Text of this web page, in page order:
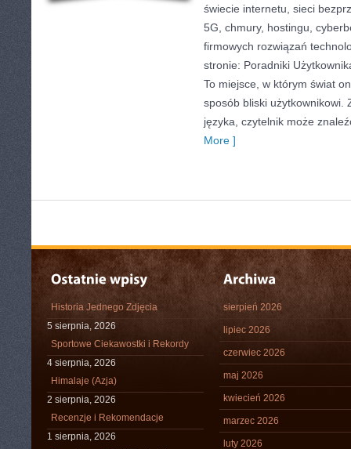
świecie internetu, sieci
5G, chmury, hostingu,
firmowych rozwiązań
stronie: Poradniki
To miejsce, w którym świat
sposób bliski użytkownikowi.
języka, czytelnik może
More ]
Historia Jednego Zdjęcia
5 sierpnia, 2026
Sportowe Ciekawostki i Rekordy
4 sierpnia, 2026
Himalaje (Azja)
2 sierpnia, 2026
Recenzje i Rekomendacje
1 sierpnia, 2026
sierpień 2026
lipiec 2026
czerwiec 2026
maj 2026
kwiecień 2026
marzec 2026
luty 2026